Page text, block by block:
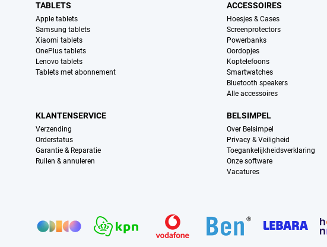
TABLETS
Apple tablets
Samsung tablets
Xiaomi tablets
OnePlus tablets
Lenovo tablets
Tablets met abonnement
ACCESSOIRES
Hoesjes & Cases
Screenprotectors
Powerbanks
Oordopjes
Koptelefoons
Smartwatches
Bluetooth speakers
Alle accessoires
KLANTENSERVICE
Verzending
Orderstatus
Garantie & Reparatie
Ruilen & annuleren
BELSIMPEL
Over Belsimpel
Privacy & Veiligheid
Toegankelijkheidsverklaring
Onze software
Vacatures